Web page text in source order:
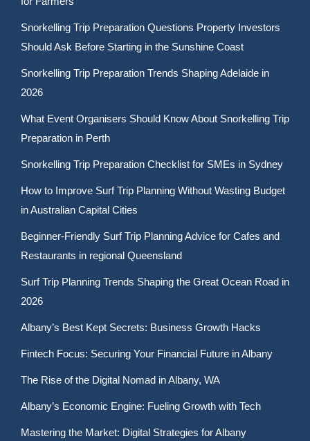
Snorkelling Trip Preparation Questions Property Investors
Should Ask Before Starting in the Sunshine Coast
Snorkelling Trip Preparation Trends Shaping Adelaide in
2026
What Event Organisers Should Know About Snorkelling Trip
Preparation in Perth
Snorkelling Trip Preparation Checklist for SMEs in Sydney
How to Improve Surf Trip Planning Without Wasting Budget
in Australian Capital Cities
Beginner-Friendly Surf Trip Planning Advice for Cafes and
Restaurants in regional Queensland
Surf Trip Planning Trends Shaping the Great Ocean Road in
2026
Albany’s Best Kept Secrets: Business Growth Hacks
Fintech Focus: Securing Your Financial Future in Albany
The Rise of the Digital Nomad in Albany, WA
Albany’s Economic Engine: Fueling Growth with Tech
Mastering the Market: Digital Strategies for Albany